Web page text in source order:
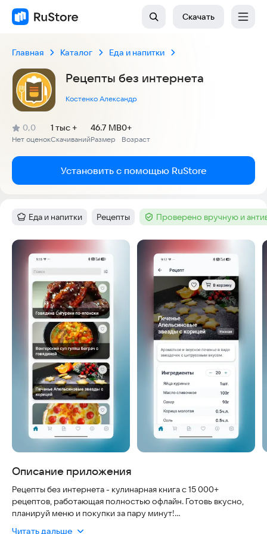
Скачать
Главная Каталог Еда и напитки
Рецепты без интернета
Костенко Александр
Рейтинг:
0,0
(
Нет оценок
)
Скачиваний
1 тыс +
Размер
46.7 MB
Возраст
0+
Установить с помощью RuStore
Категория:
Еда и напитки Тег:
Рецепты Тег :Проверено вручную и
Скриншоты
Описание приложения
Рецепты без интернета - кулинарная книга с 15 000+
рецептов, работающая полностью офлайн. Готовь вкусно,
планируй меню и покупки за пару минут!
Читать дальше